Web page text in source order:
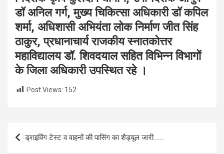
डॉ अनिल गर्ग, मुख्य चिकित्सा अधिकारी डॉ कपिल
शर्मा, अधिशासी अभियंता लोक निर्माण जीत सिंह
ठाकुर, प्रधानाचार्य राजकीय स्नातकोत्तर
महाविद्यालय डॉ. शिवदयाल सहित विभिन्न विभागों
के जिला अधिकारी उपस्थित रहे ।
Post Views: 152
Post
navigation
ड्राइविंग टेस्ट व वाहनों की पासिंग का शैड्यूल जारी…….